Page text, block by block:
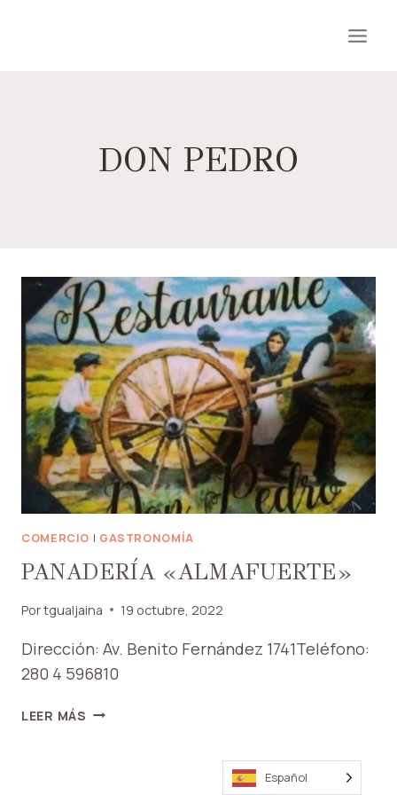
DON PEDRO
COMERCIO | GASTRONOMÍA
PANADERÍA «ALMAFUERTE»
Portgualjaina 19 octubre, 2022
Dirección: Av. Benito Fernández 1741Teléfono:
280 4 596810
LEER MÁS PANADERÍA
Español